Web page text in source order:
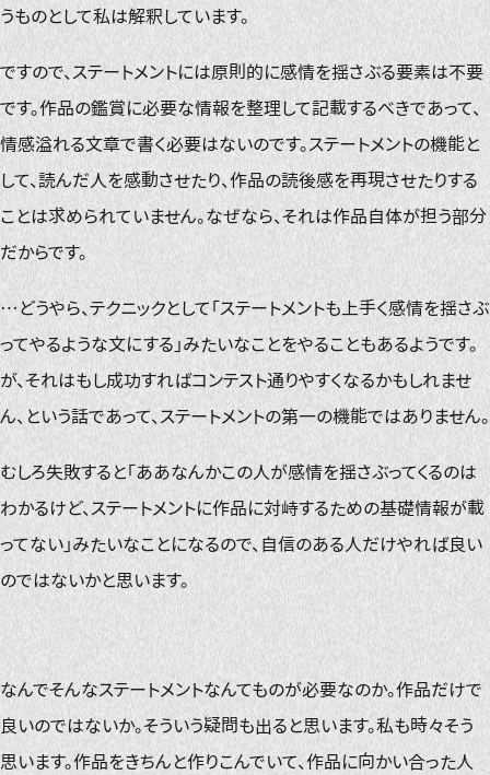
うものとして私は解釈しています。
ですので、ステートメントには原則的に感情を揺さぶる要素は不要
です。作品の鑑賞に必要な情報を整理して記載するべきであって、
情感溢れる文章で書く必要はないのです。ステートメントの機能と
して、読んだ人を感動させたり、作品の読後感を再現させたりする
ことは求められていません。なぜなら、それは作品自体が担う部分
だからです。
…どうやら、テクニックとして「ステートメントも上手く感情を揺さぶ
ってやるような文にする」みたいなことをやることもあるようです。
が、それはもし成功すればコンテスト通りやすくなるかもしれませ
ん、という話であって、ステートメントの第一の機能ではありません。
むしろ失敗すると「ああなんかこの人が感情を揺さぶってくるのは
わかるけど、ステートメントに作品に対峙するための基礎情報が載
ってない」みたいなことになるので、自信のある人だけやれば良い
のではないかと思います。
なんでそんなステートメントなんてものが必要なのか。作品だけで
良いのではないか。そういう疑問も出ると思います。私も時々そう
思います。作品をきちんと作りこんでいて、作品に向かい合った人